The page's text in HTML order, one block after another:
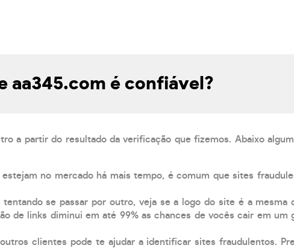
aa345.com é confiável?
a partir do resultado da verificação que fizemos. Abaixo
no mercado há mais tempo, é comum que sites
se passar por outro, veja se a logo do site é a mesma
de links diminui em até 99% as chances de vocês cair em um
clientes pode te ajudar a identificar sites fraudulentos.